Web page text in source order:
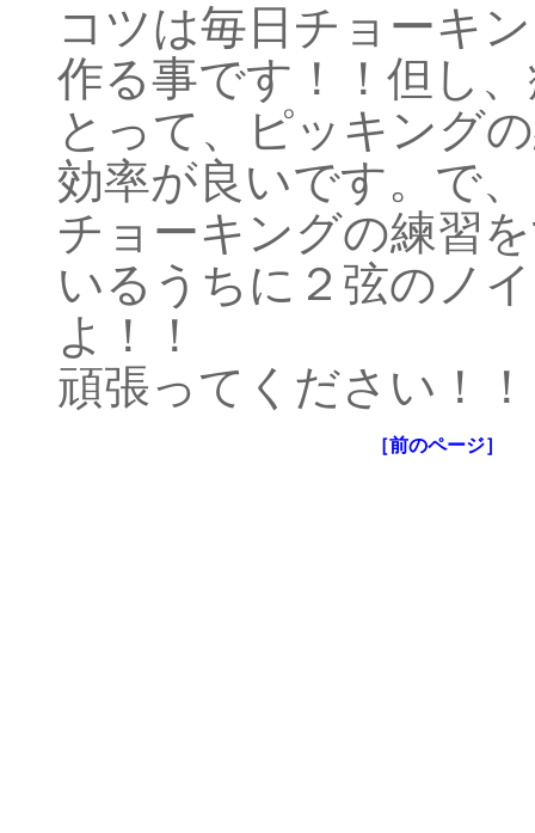
コツは毎日チョーキ
作る事です！！但し
とって、ピッキング
効率が良いです。で
チョーキングの練習
いるうちに２弦のノ
よ！！
頑張ってください！
［前のページ］